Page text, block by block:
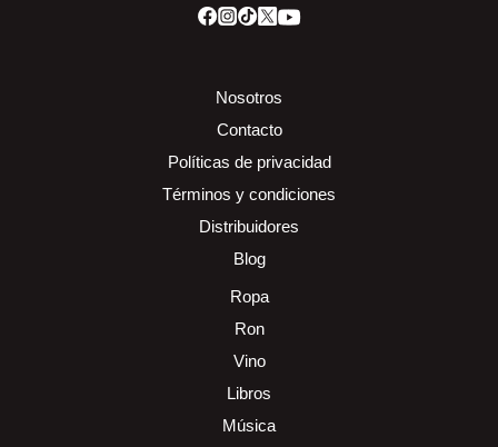
Nosotros
Contacto
Políticas de privacidad
Términos y condiciones
Distribuidores
Blog
Ropa
Ron
Vino
Libros
Música